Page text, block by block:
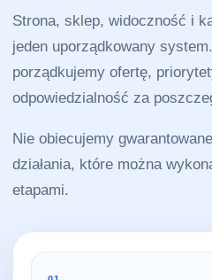
Strona, sklep, widoczność i
jeden uporządkowany
porządkujemy ofertę,
odpowiedzialność za
Nie obiecujemy
działania, które można
etapami.